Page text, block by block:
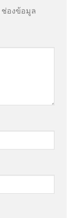
ช่องข้อมูล